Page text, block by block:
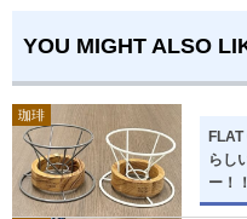
YOU MIGHT ALSO
珈琲
らし
ー！！